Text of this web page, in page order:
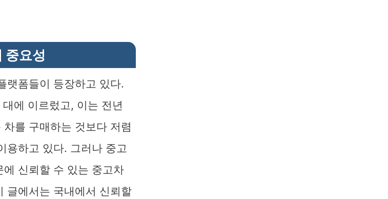
중요성
랫폼들이 등장하고 있다.
에 이르렀고, 이는 전년
를 구매하는 것보다 저렴
용하고 있다. 그러나 중고
신뢰할 수 있는 중고차
글에서는 국내에서 신뢰할